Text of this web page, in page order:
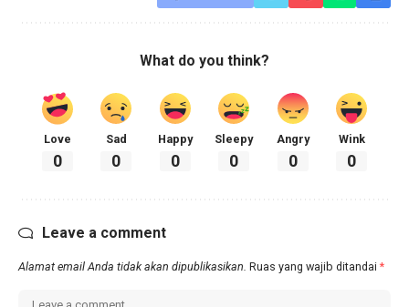
What do you think?
Love
0
Sad
0
Happy
0
Sleepy
0
Angry
0
Wink
0
Leave a comment
Alamat email Anda tidak akan dipublikasikan. Ruas yang wajib ditandai *